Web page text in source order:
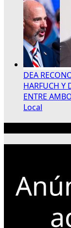
DEA
HARFUCH Y
ENTRE
Local